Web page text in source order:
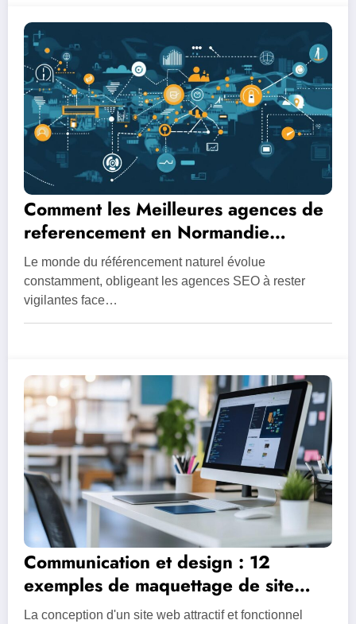
Comment les Meilleures agences de
referencement en Normandie
suivent l’evolution des algorithmes
Google
Le monde du référencement naturel évolue
constamment, obligeant les agences SEO à rester
vigilantes face…
Communication et design : 12
exemples de maquettage de site
web et 5 astuces pour reussir votre
La conception d'un site web attractif et fonctionnel